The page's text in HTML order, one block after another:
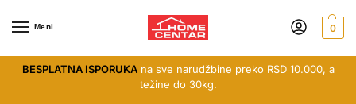
Meni 0
BESPLATNA ISPORUKAna sve narudžbine preko RSD 10.000, a
težine do 30kg.